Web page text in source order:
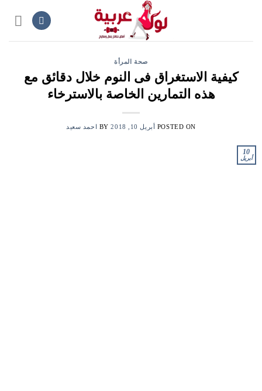
صحة المرأة
كيفية الاستغراق فى النوم خلال دقائق مع
هذه التمارين الخاصة بالاسترخاء
POSTED ON أبريل 10, 2018 BY احمد سعيد
10
أبريل